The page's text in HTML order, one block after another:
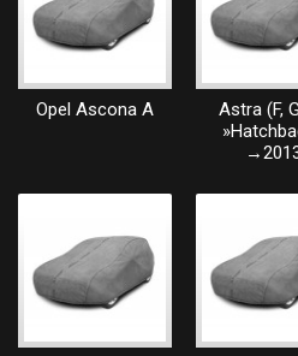
Opel Ascona A
Astra (F,